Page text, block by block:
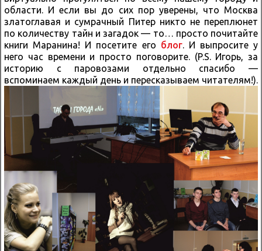
области. И если вы до сих пор уверены, что Москва
златоглавая и сумрачный Питер никто не переплюнет
по количеству тайн и загадок — то… просто почитайте
книги Маранина! И посетите его блог. И выпросите у
него час времени и просто поговорите. (P.S. Игорь, за
историю с паровозами отдельно спасибо —
вспоминаем каждый день и пересказываем читателям!).